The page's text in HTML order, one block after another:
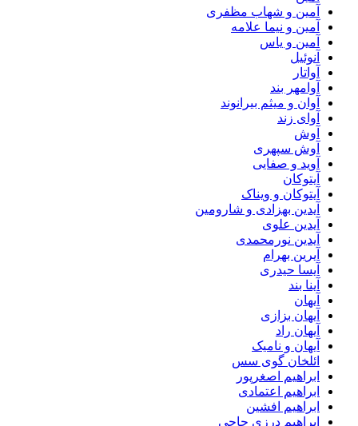
آمین و شهاب مظفری
آمین و نیما علامه
آمین و یاس
آنوئیل
آواتار
آوامهر بند
آوان و میثم بیرانوند
آوای زند
آوش
آوش سپهری
آوید و صفایی
آیتوکان
آیتوکان و ویناک
آیدین بهزادی و شارومین
آیدین علوی
آیدین نورمحمدی
آیرین بهرام
آیسا حیدری
آینا بند
آیهان
آیهان بزازی
آیهان راد
آیهان و نامیک
ائلخان گوی سس
ابراهیم اصغرپور
ابراهیم اعتمادی
ابراهیم افشین
ابراهیم درزی حاجی